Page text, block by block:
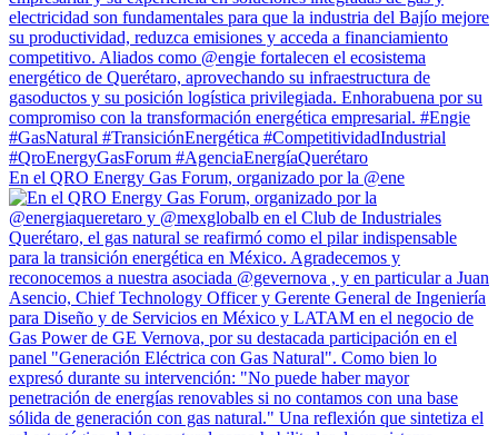
En el QRO Energy Gas Forum, organizado por la @ene